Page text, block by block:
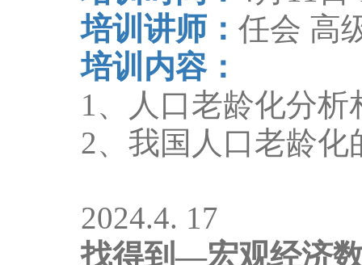
培训讲师： 任会 高
培训内容：
1、人口老龄化分
2、我国人口老龄
2024.4. 17
找得到—宏观经济